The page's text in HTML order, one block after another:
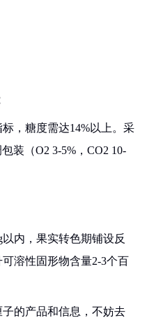
，糖度需达14%以上。采
装（O2 3-5%，CO2 10-
内，果实转色期铺设反
溶性固形物含量2-3个百
的产品和信息，不妨去